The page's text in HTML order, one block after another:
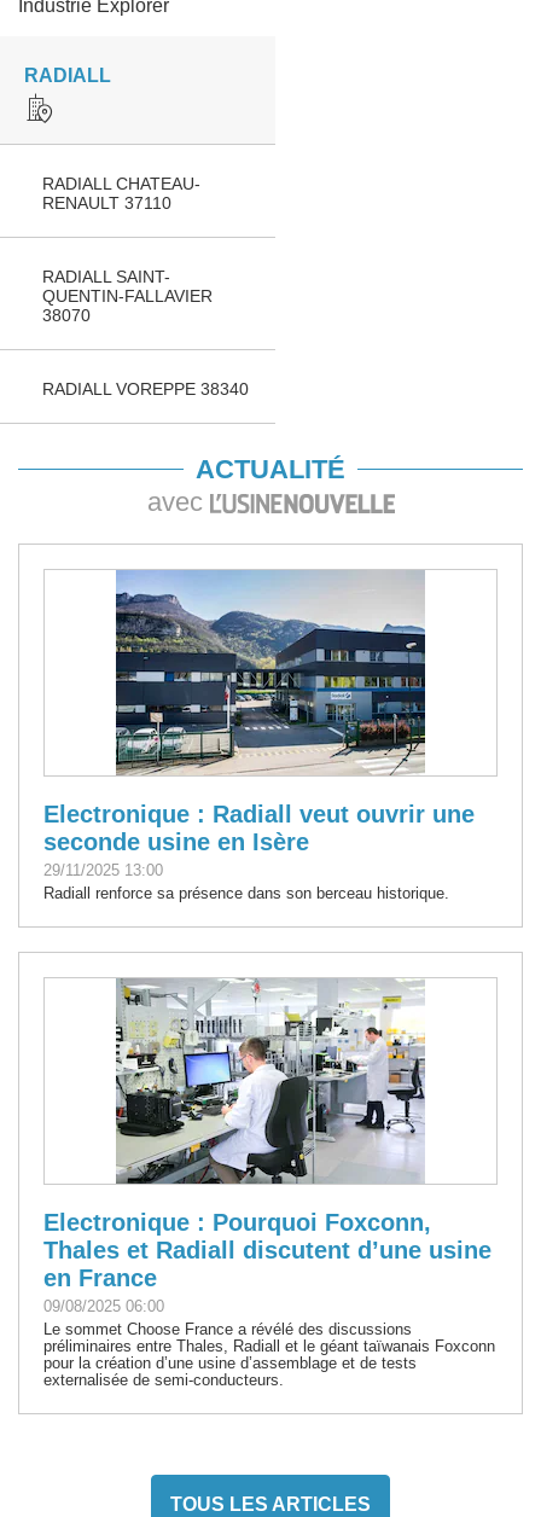
Industrie Explorer
RADIALL
RADIALL CHATEAU-
RENAULT 37110
RADIALL SAINT-
QUENTIN-FALLAVIER
38070
RADIALL VOREPPE 38340
ACTUALITÉ
avec
Electronique : Radiall veut ouvrir une
seconde usine en Isère
29/11/2025 13:00
Radiall renforce sa présence dans son berceau historique.
Electronique : Pourquoi Foxconn,
Thales et Radiall discutent d’une usine
en France
09/08/2025 06:00
Le sommet Choose France a révélé des discussions
préliminaires entre Thales, Radiall et le géant taïwanais Foxconn
pour la création d’une usine d’assemblage et de tests
externalisée de semi-conducteurs.
TOUS LES ARTICLES